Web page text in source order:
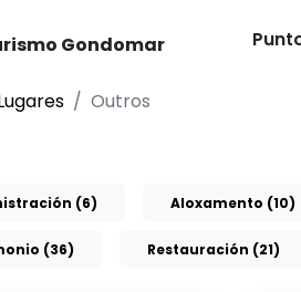
Gondomar
Outros
(6) Aloxamento (10)
(36) Restauración (21)